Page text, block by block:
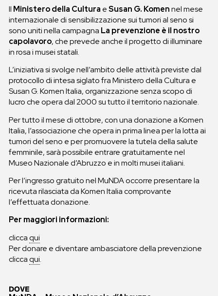
Il Ministero della Cultura eSusan G. Komennel mese
internazionale di sensibilizzazione sui tumori al seno si
sono uniti nella campagna La prevenzione è il nostro
capolavoro, che prevede anche il progetto di illuminare
in rosa i musei statali.
L’iniziativa si svolge nell’ambito delle attività previste dal
protocollo di intesa siglato fra Ministero della Cultura e
Susan G. Komen Italia, organizzazione senza scopo di
lucro che opera dal 2000 su tutto il territorio nazionale.
Per tutto il mese di ottobre, con una donazione a Komen
Italia, l’associazione che opera in prima linea per la lotta ai
tumori del seno e per promuovere la tutela della salute
femminile, sarà possibile entrare gratuitamente nel
Museo Nazionale d’Abruzzo e in molti musei italiani.
Per l’ingresso gratuito nel MuNDA occorre presentare la
ricevuta rilasciata da Komen Italia comprovante
l’effettuata donazione.
Per maggiori informazioni:
cliccaqui
Per donare e diventare ambasciatore della prevenzione
cliccaqui.
DOVE